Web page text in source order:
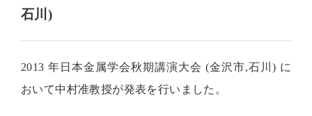
石川)
2013 年日本金属学会秋期講演大会 (金沢市,石川) に
おいて中村准教授が発表を行いました。